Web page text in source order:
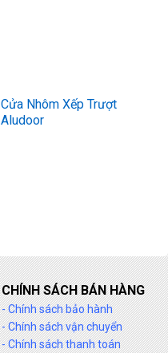
Cửa Nhôm Xếp Trượt
Aludoor
CHÍNH SÁCH BÁN HÀNG
- Chính sách bảo hành
- Chính sách vận chuyển
- Chính sách thanh toán